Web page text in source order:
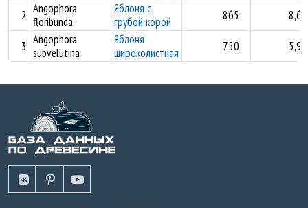
2 Angophora
floribunda
Яблоня с
грубой корой
865 8,60
3 Angophora
subvelutina
Яблоня
широколистная
750 5,93